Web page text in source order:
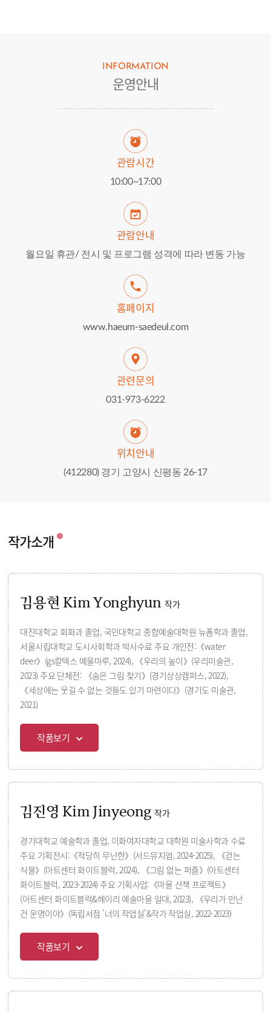
INFORMATION
운영안내
관람시간
10:00~17:00
관람안내
월요일 휴관/ 전시 및 프로그램 성격에 따라 변동 가능
홈페이지
www.haeum-saedeul.com
관련문의
031-973-6222
위치안내
(412280) 경기 고양시 신평동 26-17
작가소개
김용현 Kim Yonghyun 작가
대진대학교 회화과 졸업, 국민대학교 종합예술대학원 뉴폼학과 졸업,
서울시립대학교 도시사회학과 박사수료 주요 개인전:《water
deer》(gs칼텍스 예울마루, 2024), 《우리의 높이》(우리미술관,
2023) 주요 단체전: 《숨은 그림 찾기》(경기상상캠퍼스, 2022),
《세상에는 웃길 수 없는 것들도 있기 마련이다》(경기도 미술관,
2021)
작품보기
김진영 Kim Jinyeong 작가
경기대학교 예술학과 졸업, 이화여자대학교 대학원 미술사학과 수료
주요 기획전시:《적당히 무난한》(서드뮤지엄, 2024-2025), 《걷는
식물》(아트센터 화이트블럭, 2024), 《그림 없는 퍼즐》(아트센터
화이트블럭, 2023-2024) 주요 기획사업:《마을 산책 프로젝트》
(아트센터 화이트블럭&헤이리 예술마을 일대, 2023), 《우리가 만난
건 운명이야》(독립서점 '너의 작업실'&작가 작업실, 2022-2023)
작품보기